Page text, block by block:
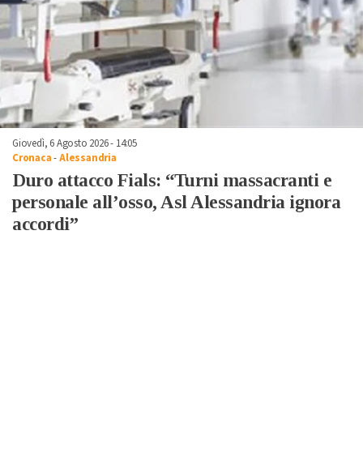
Giovedì, 6 Agosto 2026 - 14:05
Cronaca-Alessandria
Duro attacco Fials: “Turni massacranti e
personale all’osso, Asl Alessandria ignora
accordi”